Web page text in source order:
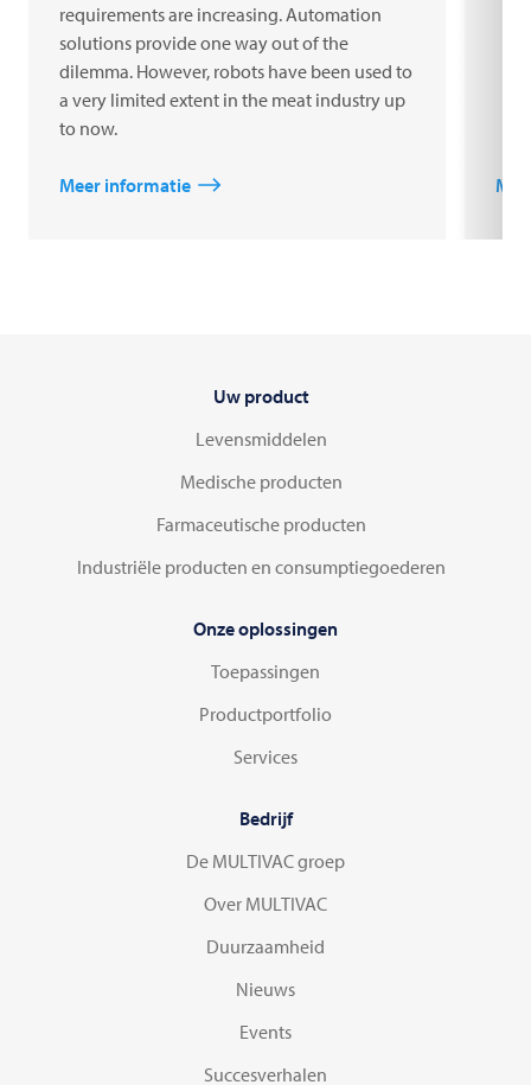
requirements are increasing. Automation
solutions provide one way out of the
dilemma. However, robots have been used to
a very limited extent in the meat industry up
to now.
Meer informatie
Uw product
Levensmiddelen
Medische producten
Farmaceutische producten
Industriële producten en consumptiegoederen
Onze oplossingen
Toepassingen
Productportfolio
Services
Bedrijf
De MULTIVAC groep
Over MULTIVAC
Duurzaamheid
Nieuws
Events
Succesverhalen